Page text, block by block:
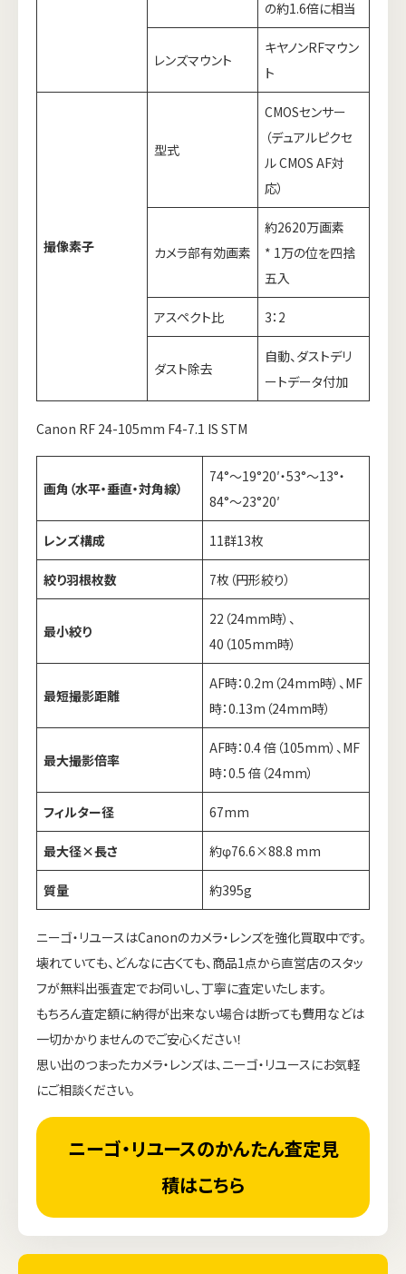
の約1.6倍に相当
レンズマウント
キヤノンRFマウン
ト
撮像素子
型式
CMOSセンサー
（デュアルピクセ
ル CMOS AF対
応）
カメラ部有効画素
約2620万画素
* 1万の位を四捨
五入
アスペクト比 3：2
ダスト除去
自動、ダストデリ
ートデータ付加
Canon RF 24-105mm F4-7.1 IS STM
画角（水平・垂直・対角線）
74°～19°20′・53°～13°・
84°～23°20′
レンズ構成 11群13枚
絞り羽根枚数 7枚（円形絞り）
最小絞り
22（24mm時）、
40（105mm時）
最短撮影距離
AF時：0.2m（24mm時）、MF
時：0.13m（24mm時）
最大撮影倍率
AF時：0.4 倍（105mm）、MF
時：0.5 倍（24mm）
フィルター径 67mm
最大径×長さ 約φ76.6×88.8 mm
質量 約395g
ニーゴ・リユースはCanonのカメラ・レンズを強化買取中です。
壊れていても、どんなに古くても、商品1点から直営店のスタッ
フが無料出張査定でお伺いし、丁寧に査定いたします。
もちろん査定額に納得が出来ない場合は断っても費用などは
一切かかりませんのでご安心ください！
思い出のつまったカメラ・レンズは、ニーゴ・リユースにお気軽
にご相談ください。
ニーゴ・リユースのかんたん査定見
積はこちら